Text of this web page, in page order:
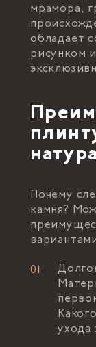
мрамора,
обладает
рисунком
Почему
камня?
ухода